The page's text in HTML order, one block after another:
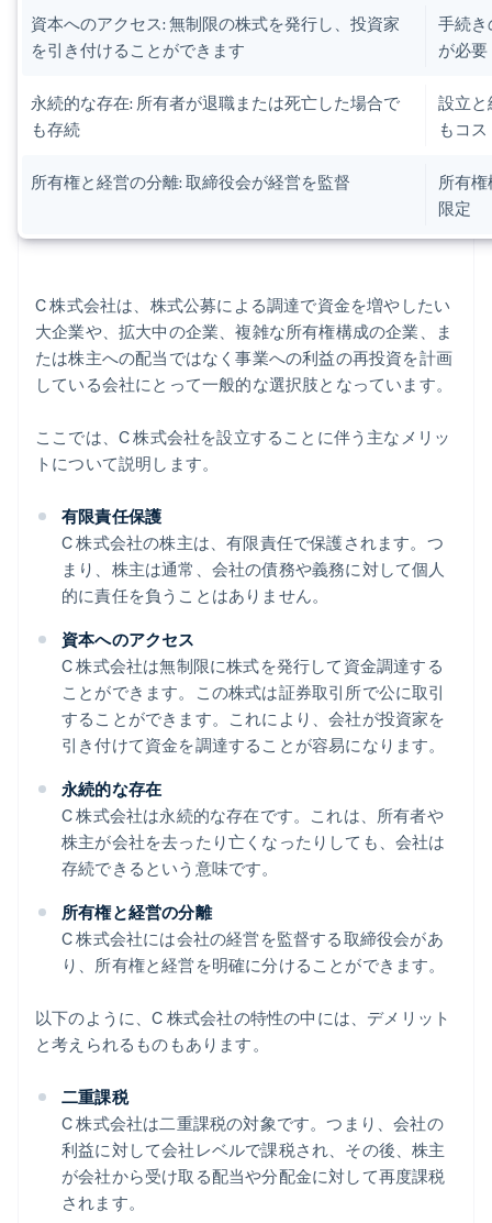
資本へのアクセス: 無制限の株式を発行し、投資家
を引き付けることができます
手続き
が必要
永続的な存在: 所有者が退職または死亡した場合で
も存続
設立と
もコ
所有権と経営の分離: 取締役会が経営を監督
所有
限定
C 株式会社は、株式公募による調達で資金を増やしたい
大企業や、拡大中の企業、複雑な所有権構成の企業、ま
たは株主への配当ではなく事業への利益の再投資を計画
している会社にとって一般的な選択肢となっています。
ここでは、C 株式会社を設立することに伴う主なメリッ
トについて説明します。
有限責任保護
C 株式会社の株主は、有限責任で保護されます。つ
まり、株主は通常、会社の債務や義務に対して個人
的に責任を負うことはありません。
資本へのアクセス
C 株式会社は無制限に株式を発行して資金調達する
ことができます。この株式は証券取引所で公に取引
することができます。これにより、会社が投資家を
引き付けて資金を調達することが容易になります。
永続的な存在
C 株式会社は永続的な存在です。これは、所有者や
株主が会社を去ったり亡くなったりしても、会社は
存続できるという意味です。
所有権と経営の分離
C 株式会社には会社の経営を監督する取締役会があ
り、所有権と経営を明確に分けることができます。
以下のように、C 株式会社の特性の中には、デメリット
と考えられるものもあります。
二重課税
C 株式会社は二重課税の対象です。つまり、会社の
利益に対して会社レベルで課税され、その後、株主
が会社から受け取る配当や分配金に対して再度課税
されます。